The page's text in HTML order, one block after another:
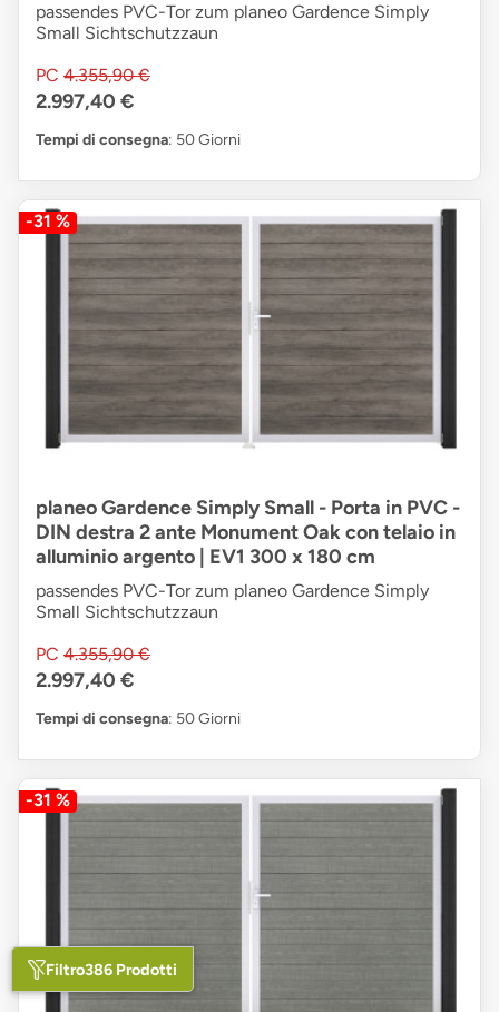
passendes PVC-Tor zum planeo Gardence Simply
Small Sichtschutzzaun
PC 4.355,90 €
2.997,40 €
Tempi di consegna: 50 Giorni
-31 %
planeo Gardence Simply Small - Porta in PVC -
DIN destra 2 ante Monument Oak con telaio in
alluminio argento | EV1 300 x 180 cm
passendes PVC-Tor zum planeo Gardence Simply
Small Sichtschutzzaun
PC 4.355,90 €
2.997,40 €
Tempi di consegna: 50 Giorni
-31 %
Filtro386 Prodotti